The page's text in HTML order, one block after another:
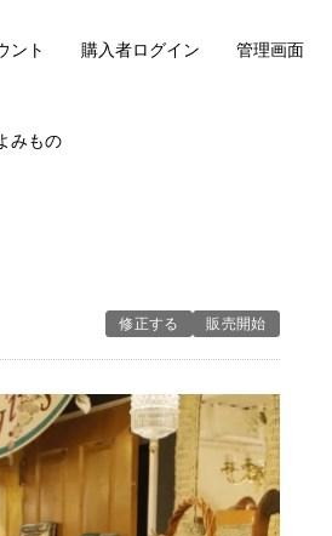
みもの
ント 購入者ログイン 管理画面
修正する 販売開始